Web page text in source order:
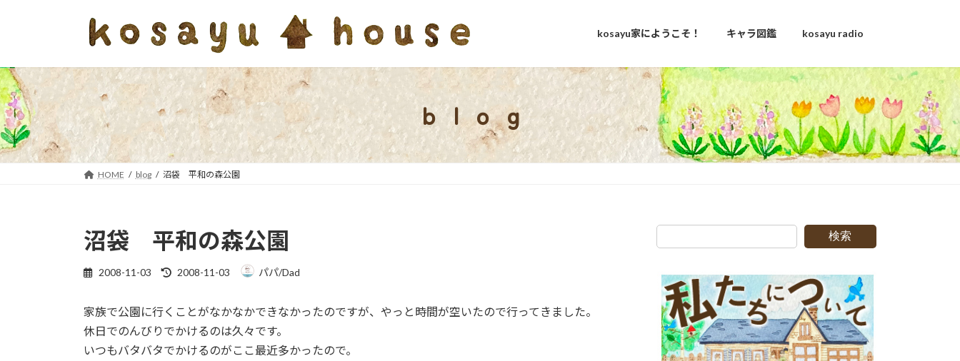
ツ
へ
ス
キ
ッ
プ
シ
ョ
ン
に
移
動
kosayu家にようこそ！ キャラ図鑑 kosayu radio
blog
HOME blog 沼袋 平和の森公園
沼袋 平和の森公園
2008-11-03
最
新
日
時
:
2008-11-03 パパ/Dad
家族で公園に行くことがなかなかできなかったのですが、やっと時間が空いたので行ってきました。
休日でのんびりでかけるのは久々です。
いつもバタバタでかけるのがここ最近多かったので。
検索